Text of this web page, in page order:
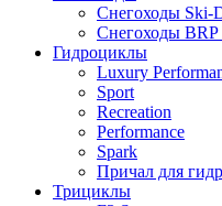
Снегоходы Ski-
Снегоходы
Гидроциклы
Luxury
Sport
Recreation
Performance
Spark
Причал для
Трициклы